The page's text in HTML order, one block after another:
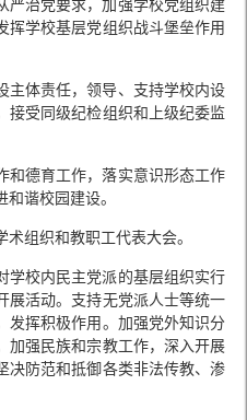
严治党要求，加强学校党组织建
挥学校基层党组织战斗堡垒作用
主体责任，领导、支持学校内设
接受同级纪检组织和上级纪委监
和德育工作，落实意识形态工作
谐校园建设。
术组织和教职工代表大会。
学校内民主党派的基层组织实行
展活动。支持无党派人士等统一
发挥积极作用。加强党外知识分
加强民族和宗教工作，深入开展
决防范和抵御各类非法传教、渗